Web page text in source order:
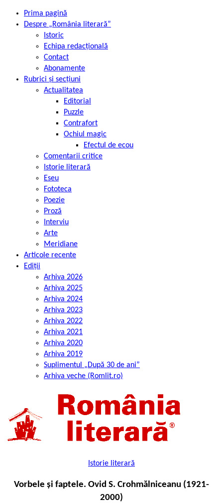
Prima pagină
Despre „România literară”
Istoric
Echipa redacțională
Contact
Abonamente
Rubrici și secțiuni
Actualitatea
Editorial
Puzzle
Contrafort
Ochiul magic
Efectul de ecou
Comentarii critice
Istorie literară
Eseu
Fototeca
Poezie
Proză
Interviu
Arte
Meridiane
Articole recente
Ediții
Arhiva 2026
Arhiva 2025
Arhiva 2024
Arhiva 2023
Arhiva 2022
Arhiva 2021
Arhiva 2020
Arhiva 2019
Suplimentul „După 30 de ani”
Arhiva veche (Romlit.ro)
Istorie literară
Vorbele și faptele. Ovid S. Crohmălniceanu (1921-
2000)